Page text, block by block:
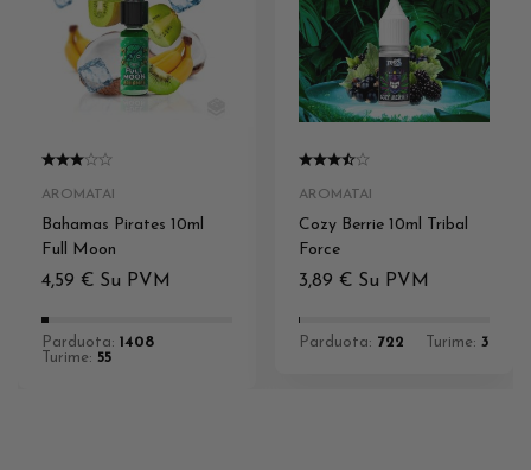
AROMATAI
Bahamas Pirates 10ml
Full Moon
4,59 € Su PVM
Parduota: 1408
Turime: 55
AROMATAI
Cozy Berrie 10ml Tribal
Force
3,89 € Su PVM
Parduota: 722 Turime: 3